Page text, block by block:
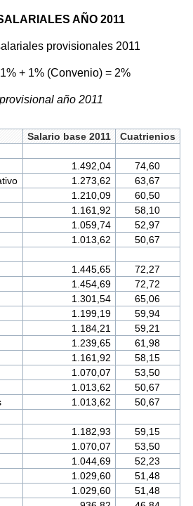
AÑO 2011
provisionales 2011
+ 1% (Convenio) = 2%
año 2011
Salario base 2011
Cuatrienios
1.492,04
74,60
1.273,62
63,67
1.210,09
60,50
1.161,92
58,10
1.059,74
52,97
1.013,62
50,67
1.445,65
72,27
1.454,69
72,72
1.301,54
65,06
1.199,19
59,94
1.184,21
59,21
1.239,65
61,98
1.161,92
58,15
1.070,07
53,50
1.013,62
50,67
1.013,62
50,67
1.182,93
59,15
1.070,07
53,50
1.044,69
52,23
1.029,60
51,48
1.029,60
51,48